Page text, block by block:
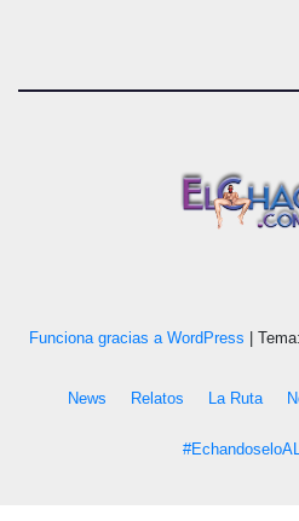
Funciona gracias a WordPress |
News Relatos La Ruta